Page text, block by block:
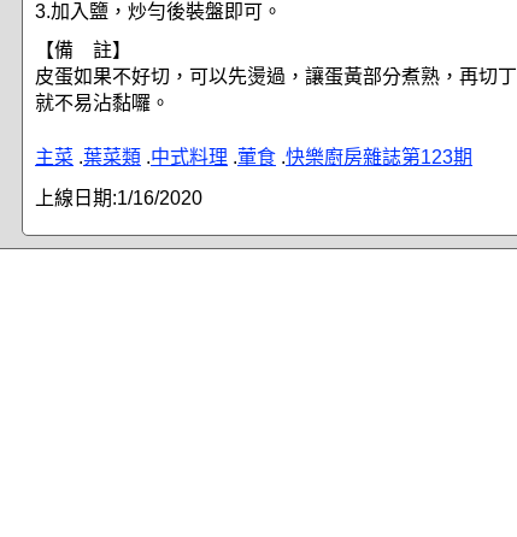
3.加入鹽，炒勻後裝盤即可。
【備 註】
皮蛋如果不好切，可以先燙過，讓蛋黃部分煮熟，再切丁
就不易沾黏囉。
主菜 .葉菜類 .中式料理 .葷食 .快樂廚房雜誌第123期
上線日期:1/16/2020